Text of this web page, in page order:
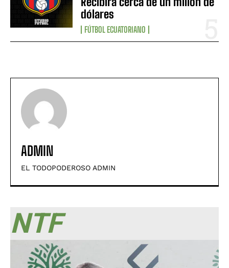
dólares
FÚTBOL ECUATORIANO
ADMIN
EL TODOPODEROSO ADMIN
NTF